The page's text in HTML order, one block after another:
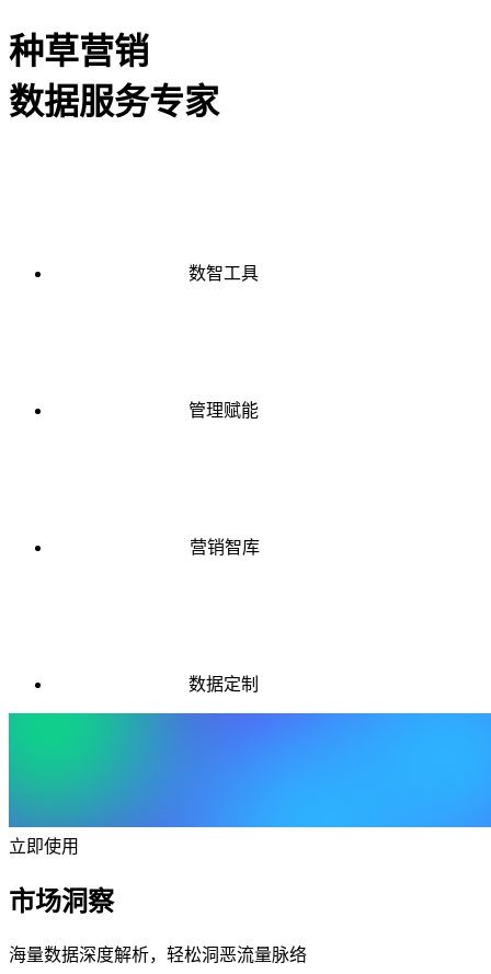
种草营销
数据服务专家
数智工具
管理赋能
营销智库
数据定制
立即使用
市场洞察
海量数据深度解析，轻松洞恶流量脉络